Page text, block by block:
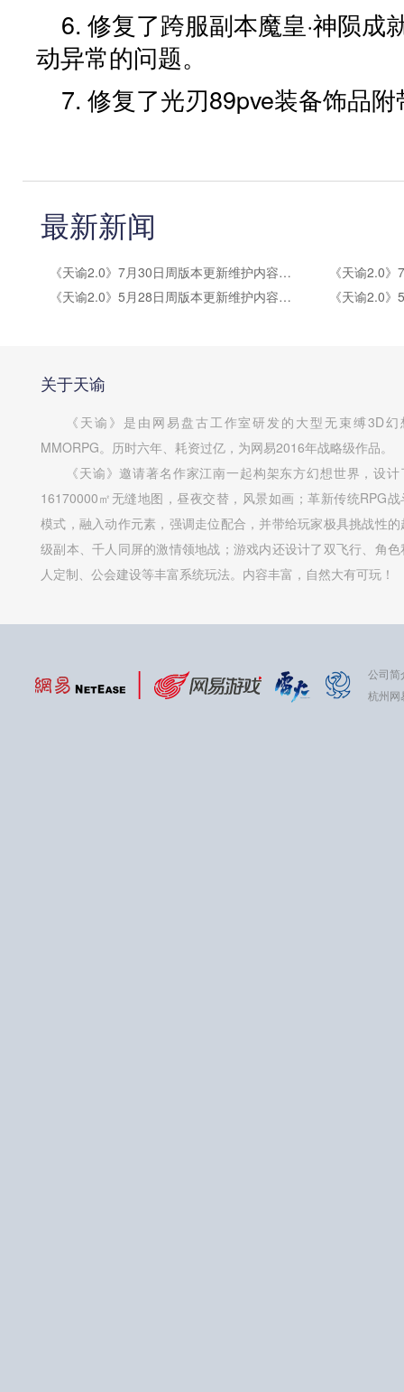
6. 修复了跨服副本魔皇·神陨成
动异常的问题。
7. 修复了光刃89pve装备饰品
最新新闻
《天谕2.0》7月30日周版本更新维护内容公告
《天谕2.0》5月28日周版本更新维护内容公告
关于天谕
《天谕》是由网易盘古工作室研发的大型无束缚3D幻
MMORPG。历时六年、耗资过亿，为网易2016年战略级作品。
《天谕》邀请著名作家江南一起构架东方幻想世界，设计
16170000㎡无缝地图，昼夜交替，风景如画；革新传统RPG战
模式，融入动作元素，强调走位配合，并带给玩家极具挑战性的
级副本、千人同屏的激情领地战；游戏内还设计了双飞行、角色
人定制、公会建设等丰富系统玩法。内容丰富，自然大有可玩！
公司简
杭州